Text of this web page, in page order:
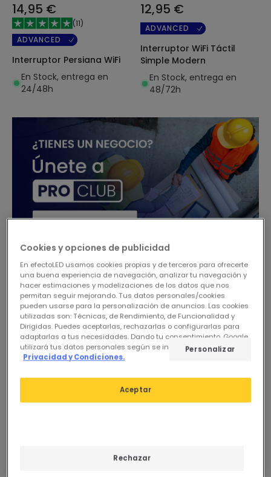
14,95 €
(11)
ADVANCED
Interruptor Persiana WiFi
En Stock, entrega en
24/48h
12,95 €
ADVANCED
Interruptor WiFi Táctil
Simple Modern
En Stock, entrega en
48/72h
Interruptor Telerruptor
-67%
Antes 14,95 €
Cookies y opciones de publicidad
En efectoLED usamos cookies propias y de terceros para ofrecerte
una buena experiencia de navegación, analizar tu navegación y
hacer estimaciones y modelizaciones de los datos que nos
permitan seguir mejorando. Tus datos personales/cookies
pueden usarse para la personalización de anuncios. Las cookies
utilizadas son: Técnicas, de Rendimiento, de Funcionalidad y
Dirigidas. Puedes aceptarlas, rechazarlas o configurarlas para
adaptarlas a tus necesidades. Dando tu consentimiento, Google
utilizará tus datos personales según se indica en su sitio de
Privacidad y Condiciones.
Rechazar
Aceptar
Personalizar